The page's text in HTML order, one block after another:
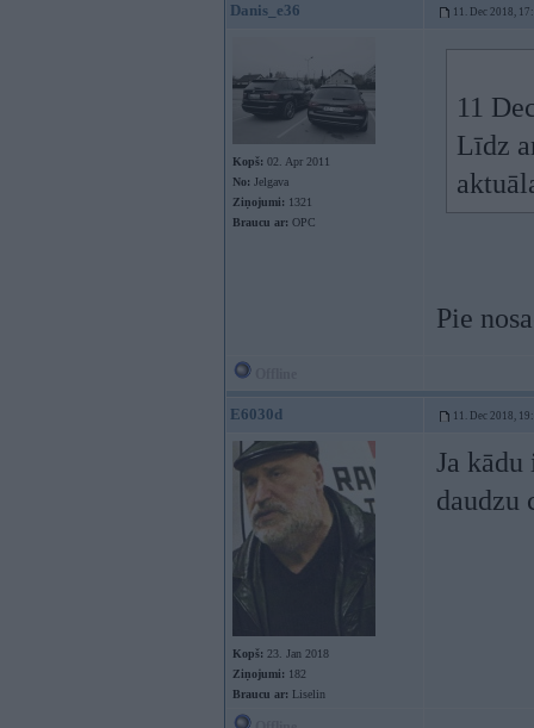
Danis_e36 11. Dec 2018,
Kopš: 02. Apr 2011
No: Jelgava
Ziņojumi: 1321
Braucu ar: OPC
11
Līdz
Pie
E6030d 11. Dec 2018,
Kopš: 23. Jan 2018
Ziņojumi: 182
Braucu ar: Liselin
Ja
daudzu